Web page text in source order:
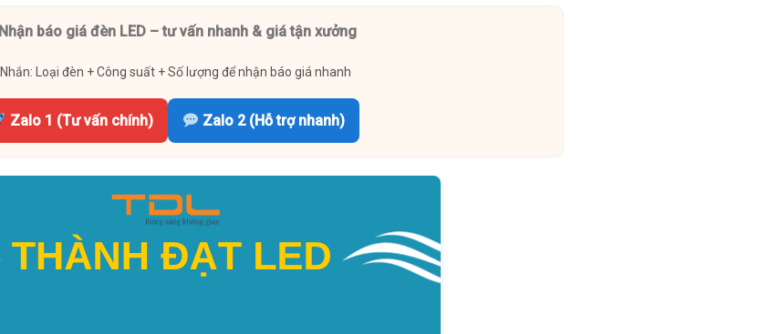
Nhận báo giá đèn LED – tư vấn nhanh & giá tận xưởng
Nhắn: Loại đèn + Công suất + Số lượng để nhận báo giá nhanh
Zalo 1 (Tư vấn chính) Zalo 2 (Hỗ trợ nhanh)